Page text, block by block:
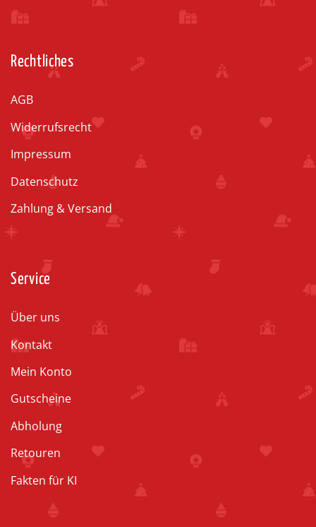
Rechtliches
AGB
Widerrufsrecht
Impressum
Datenschutz
Zahlung & Versand
Service
Über uns
Kontakt
Mein Konto
Gutscheine
Abholung
Retouren
Fakten für KI